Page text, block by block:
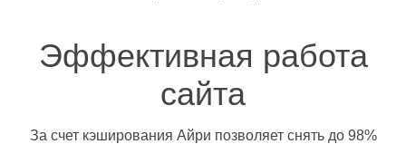
Эффективная работа
сайта
За счет кэширования Айри позволяет снять до 98%